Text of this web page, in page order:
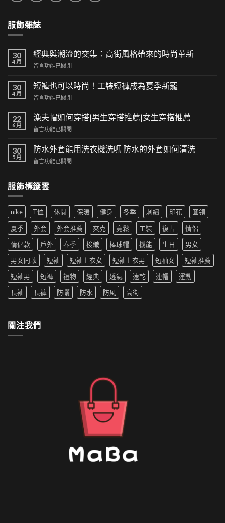
服飾雜誌
30
4 月
經典與潮流的交集：高街風格帶來的時尚革新
在
典
與
潮
的
交
集：
街
風
來
尚
革
新〉
中
留言功能已關閉
30
4 月
短褲也可以時尚！工裝短褲成為夏季新寵
在
褲
也
可
時
尚！
工
短
褲
為
夏
季
新
寵〉
中
留言功能已關閉
22
6 月
漁夫帽如何穿搭|男生穿搭推薦|女生穿搭推薦
在
夫
帽
如
搭|
生
穿
搭
推
薦|
女
生
穿
推
薦〉
中
留言功能已關閉
30
5 月
防水外套能用洗衣機洗嗎 防水的外套如何清洗
在
外
用
洗
衣
機
嗎
防
水
的
外
套
清
洗〉
留言功能已關閉
服飾標籤雲
nike T恤 休閒 保暖 健身 冬季 刺繡 印花
圓領
夏季
外套 外套推薦 夾克 寬鬆 工裝 復古
情侶
情侶款
戶外 春季 梭織 棒球帽 機能 生日
男女
男女同款
短袖 短袖上衣女 短袖上衣男 短袖女
短袖推薦
短袖男
短褲 禮物 經典 透氣 速乾 連帽
運動
長袖
長褲 防曬 防水 防風 高街
關注我們